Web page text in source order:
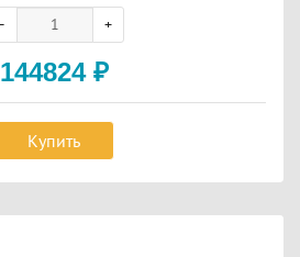
144824 ₽
Купить